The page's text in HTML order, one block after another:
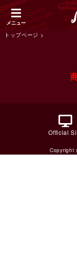
メニュー
トップページ >
Official
Copyright